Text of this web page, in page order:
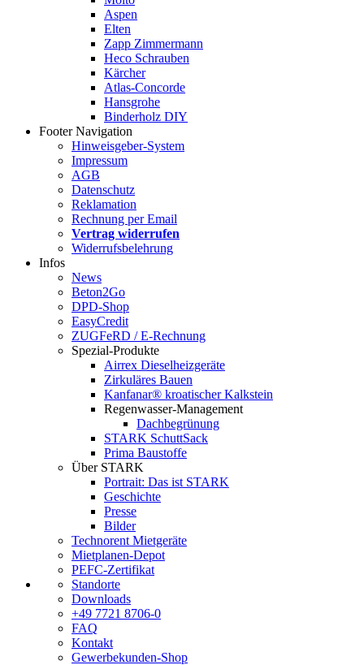
Aspen
Elten
Zapp Zimmermann
Heco Schrauben
Kärcher
Atlas-Concorde
Hansgrohe
Binderholz DIY
Footer Navigation
Hinweisgeber-System
Impressum
AGB
Datenschutz
Reklamation
Rechnung per Email
Vertrag widerrufen
Widerrufsbelehrung
Infos
News
Beton2Go
DPD-Shop
EasyCredit
ZUGFeRD / E-Rechnung
Spezial-Produkte
Airrex Dieselheizgeräte
Zirkuläres Bauen
Kanfanar® kroatischer Kalkstein
Regenwasser-Management
Dachbegrünung
STARK SchuttSack
Prima Baustoffe
Über STARK
Portrait: Das ist STARK
Geschichte
Presse
Bilder
Technorent Mietgeräte
Mietplanen-Depot
PEFC-Zertifikat
Standorte
Downloads
+49 7721 8706-0
FAQ
Kontakt
Gewerbekunden-Shop